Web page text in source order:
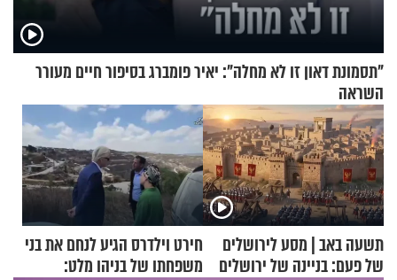
"תסמונת דאון זו לא מחלה": יאיר פומברג בסיפור חיים מעורר
השראה
תשעה באב | מסע לירושלים
של פעם: בניינה של ירושלים
חירט וילדרס הגיע לנחם את בני
משפחתו של בניהו מלט: